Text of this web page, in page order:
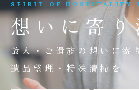
SPIRIT OF HOSPITALITY
想いに寄
故人・ご遺族の想いに寄
遺品整理・特殊清掃を